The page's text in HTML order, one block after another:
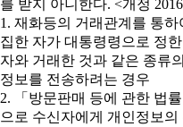
를 받지 아니한다. <개정
1. 재화등의 거래관계를 통
집한 자가 대통령령으로 정
자와 거래한 것과 같은 종류
정보를 전송하려는 경우
2. 「방문판매 등에 관한 법
으로 수신자에게 개인정보